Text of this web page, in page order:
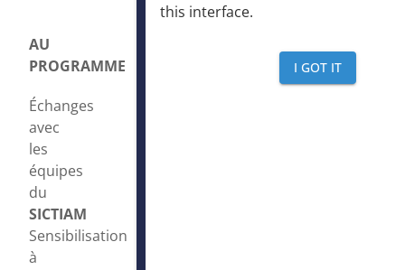
AU
PROGRAMME
Échanges
avec
les
équipes
du
SICTIAM
Sensibilisation
à
this interface.
I GOT IT